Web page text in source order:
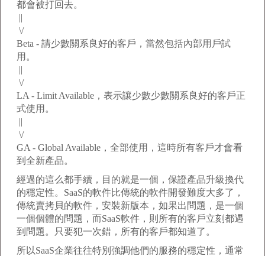
都會被打回去。
||
\/
Beta - 請少數關系良好的客戶，當然包括內部用戶試
用。
||
\/
LA - Limit Available，表示讓少數少數關系良好的客戶正
式使用。
||
\/
GA - Global Available，全部使用，這時所有客戶才會看
到全新產品。
經過的這么都手續，目的就是一個，保證產品升級換代
的穩定性。SaaS的軟件比傳統的軟件開發難度大多了，
傳統賣拷貝的軟件，安裝新版本，如果出問題，是一個
一個個體的問題，而SaaS軟件，則所有的客戶立刻都遇
到問題。只要犯一次錯，所有的客戶都知道了。
所以SaaS企業往往特別強調他們的服務的穩定性，通常